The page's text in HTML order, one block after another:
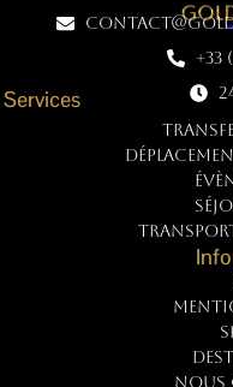
+33
Services
NOUS